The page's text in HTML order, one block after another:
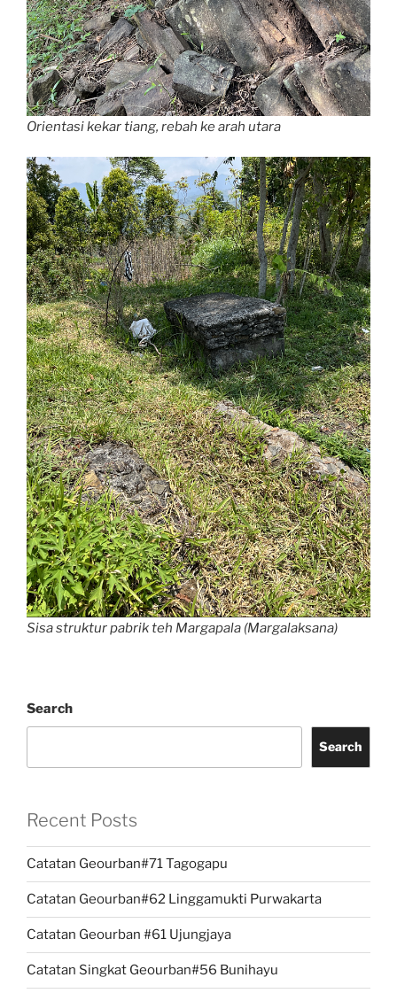
Orientasi kekar tiang, rebah ke arah utara
Sisa struktur pabrik teh Margapala (Margalaksana)
Search
Search
Recent Posts
Catatan Geourban#71 Tagogapu
Catatan Geourban#62 Linggamukti Purwakarta
Catatan Geourban #61 Ujungjaya
Catatan Singkat Geourban#56 Bunihayu